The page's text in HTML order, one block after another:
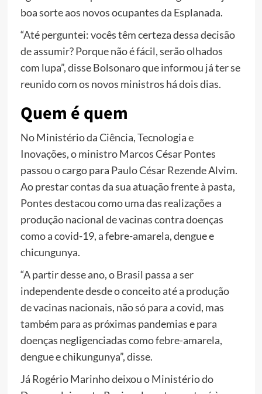
boa sorte aos novos ocupantes da Esplanada.
“Até perguntei: vocês têm certeza dessa decisão
de assumir? Porque não é fácil, serão olhados
com lupa”, disse Bolsonaro que informou já ter se
reunido com os novos ministros há dois dias.
Quem é quem
No Ministério da Ciência, Tecnologia e
Inovações, o ministro Marcos César Pontes
passou o cargo para Paulo César Rezende Alvim.
Ao prestar contas da sua atuação frente à pasta,
Pontes destacou como uma das realizações a
produção nacional de vacinas contra doenças
como a covid-19, a febre-amarela, dengue e
chicungunya.
“A partir desse ano, o Brasil passa a ser
independente desde o conceito até a produção
de vacinas nacionais, não só para a covid, mas
também para as próximas pandemias e para
doenças negligenciadas como febre-amarela,
dengue e chikungunya”, disse.
Já Rogério Marinho deixou o Ministério do